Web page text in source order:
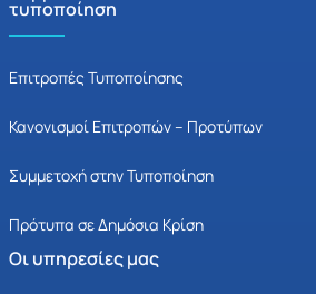
τυποποίηση
Επιτροπές Τυποποίησης
Κανονισμοί Επιτροπών – Προτύπων
Συμμετοχή στην Τυποποίηση
Πρότυπα σε Δημόσια Κρίση
Οι υπηρεσίες μας